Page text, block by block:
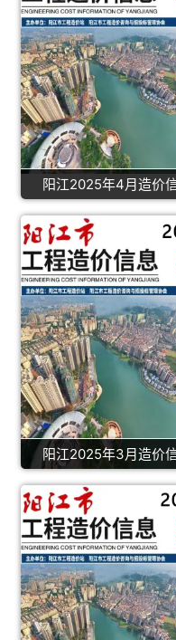
阳江2025年4月造价
阳江2025年3月造价